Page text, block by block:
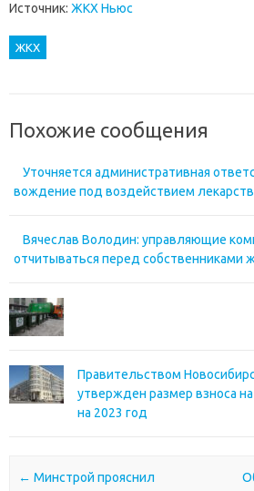
Источник: ЖКХ Ньюс
ЖКХ
Похожие сообщения
Уточняется административная
вождение под воздействием
Вячеслав Володин: управляющие
отчитываться перед собственниками
Правительством
утвержден размер взноса
на 2023 год
Почтовая навигация
← Минстрой прояснил